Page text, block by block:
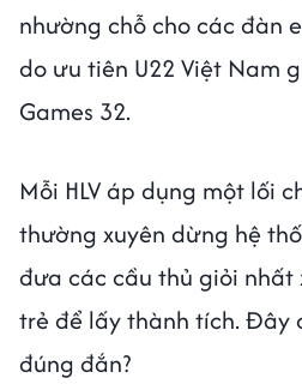
nhường chỗ cho các đàn
do ưu tiên U22 Việt Nam
Games 32.
Mỗi HLV áp dụng một lối
thường xuyên dừng hệ
đưa các cầu thủ giỏi nhất
trẻ để lấy thành tích. Đây
đúng đắn?